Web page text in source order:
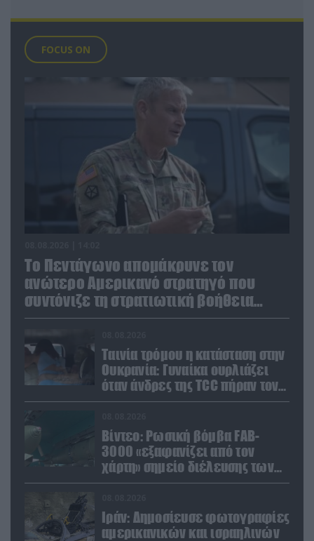
FOCUS ON
Το Πεντάγωνο απομάκρυνε τον
ανώτερο Αμερικανό στρατηγό που
συντόνιζε τη στρατιωτική βοήθεια
προς την Ουκρανία
Ταινία τρόμου η κατάσταση στην
Ουκρανία: Γυναίκα ουρλιάζει
όταν άνδρες της TCC πήραν τον
σύντροφό της (βίντεο)
Βίντεο: Ρωσική βόμβα FAB-
3000 «εξαφανίζει από τον
χάρτη» σημείο διέλευσης των
ουκρανικών δυνάμεων στην
Ιράν: Δημοσίευσε φωτογραφίες
αμερικανικών και ισραηλινών